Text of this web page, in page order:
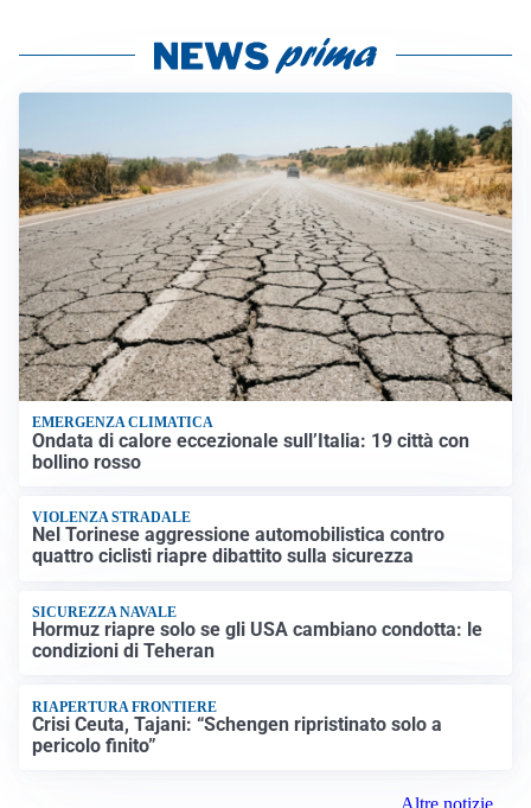
EMERGENZA CLIMATICA
Ondata di calore eccezionale sull’Italia: 19 città con
bollino rosso
VIOLENZA STRADALE
Nel Torinese aggressione automobilistica contro
quattro ciclisti riapre dibattito sulla sicurezza
SICUREZZA NAVALE
Hormuz riapre solo se gli USA cambiano condotta: le
condizioni di Teheran
RIAPERTURA FRONTIERE
Crisi Ceuta, Tajani: “Schengen ripristinato solo a
pericolo finito”